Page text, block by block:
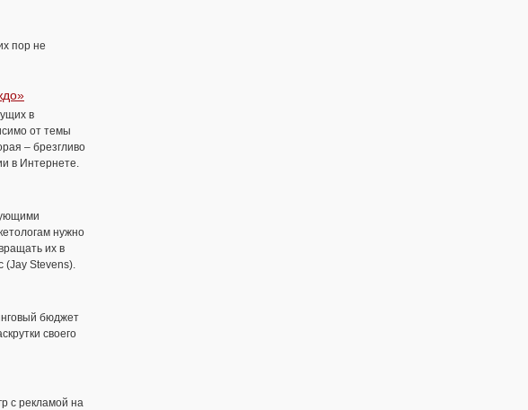
пор не
в
от темы
– брезгливо
в Интернете.
нужно
их в
(Jay Stevens).
бюджет
своего
с рекламой на